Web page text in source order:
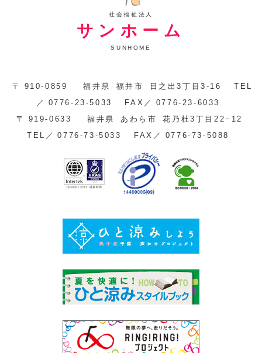
社会福祉法人
サンホーム
SUNHOME
〒 910-0859 福井県 福井市 日之出3丁目3-16
TEL
／
0776-23-5033 FAX／
0776-23-6033
〒
919-0633 福井県 あわら市
花乃杜3丁目22−12
TEL／
0776-73-5033 FAX／ 0776-73-5088